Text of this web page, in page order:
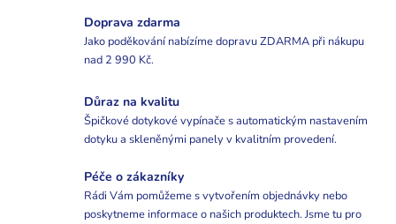
Doprava zdarma
Jako poděkování nabízíme dopravu ZDARMA při nákupu
nad 2 990 Kč.
Důraz na kvalitu
Špičkové dotykové vypínače s automatickým nastavením
dotyku a skleněnými panely v kvalitním provedení.
Péče o zákazníky
Rádi Vám pomůžeme s vytvořením objednávky nebo
poskytneme informace o našich produktech. Jsme tu pro